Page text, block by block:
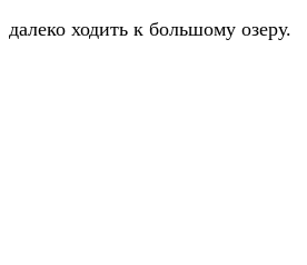
далеко ходить к большому озеру.